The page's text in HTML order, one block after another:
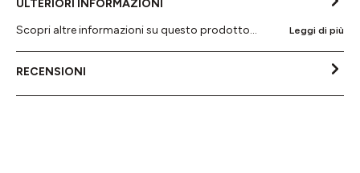
ULTERIORI INFORMAZIONI
Scopri altre informazioni su questo prodotto...
Leggi di più
RECENSIONI